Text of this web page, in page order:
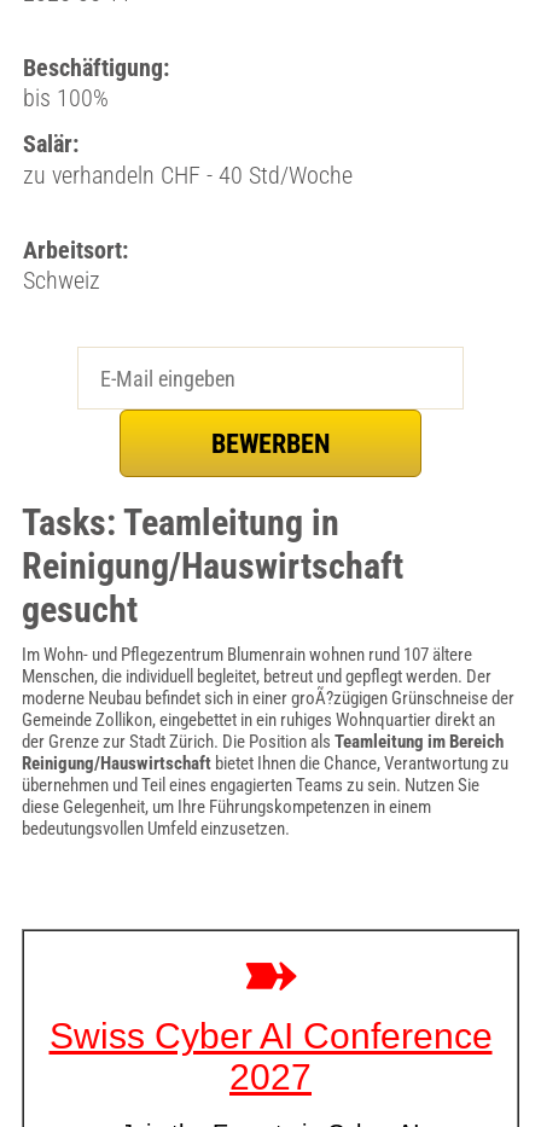
Beschäftigung:
bis 100%
Salär:
zu verhandeln CHF - 40 Std/Woche
Arbeitsort:
Schweiz
Tasks: Teamleitung in
Reinigung/Hauswirtschaft
gesucht
Im Wohn- und Pflegezentrum Blumenrain wohnen rund 107 ältere
Menschen, die individuell begleitet, betreut und gepflegt werden. Der
moderne Neubau befindet sich in einer groÃ?zügigen Grünschneise der
Gemeinde Zollikon, eingebettet in ein ruhiges Wohnquartier direkt an
der Grenze zur Stadt Zürich. Die Position als Teamleitung im Bereich
Reinigung/Hauswirtschaftbietet Ihnen die Chance, Verantwortung zu
übernehmen und Teil eines engagierten Teams zu sein. Nutzen Sie
diese Gelegenheit, um Ihre Führungskompetenzen in einem
bedeutungsvollen Umfeld einzusetzen.